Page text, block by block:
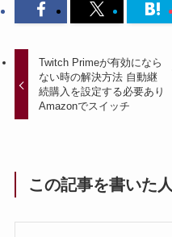
Twitch Primeが有効になら
ない時の解決方法 自動継
続購入を設定する必要あり
Amazonでスイッチ
この記事を書いた人